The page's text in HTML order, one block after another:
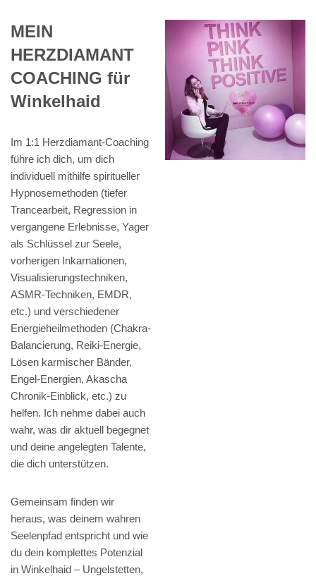
MEIN
HERZDIAMANT
COACHING für
Winkelhaid
Im 1:1 Herzdiamant-Coaching
führe ich dich, um dich
individuell mithilfe spiritueller
Hypnosemethoden (tiefer
Trancearbeit, Regression in
vergangene Erlebnisse, Yager
als Schlüssel zur Seele,
vorherigen Inkarnationen,
Visualisierungstechniken,
ASMR-Techniken, EMDR,
etc.) und verschiedener
Energieheilmethoden (Chakra-
Balancierung, Reiki-Energie,
Lösen karmischer Bänder,
Engel-Energien, Akascha
Chronik-Einblick, etc.) zu
helfen. Ich nehme dabei auch
wahr, was dir aktuell begegnet
und deine angelegten Talente,
die dich unterstützen.
Gemeinsam finden wir
heraus, was deinem wahren
Seelenpfad entspricht und wie
du dein komplettes Potenzial
in Winkelhaid – Ungelstetten,